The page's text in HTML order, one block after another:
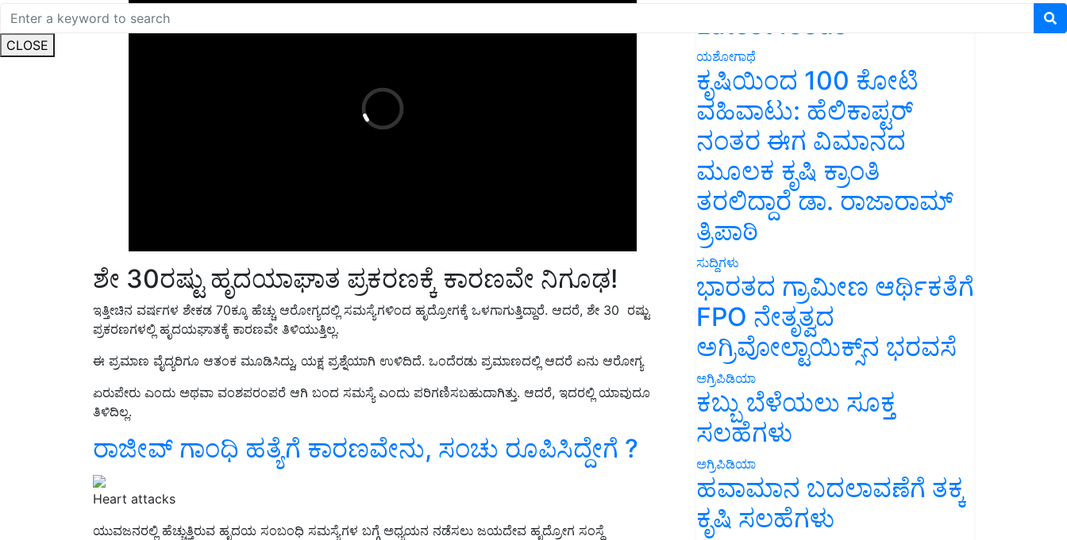
CLOSE
ಶೇ 30ರಷ್ಟು ಹೃದಯಾಘಾತ ಪ್ರಕರಣಕ್ಕೆ ಕಾರಣವೇ ನಿಗೂಢ!
ಇತ್ತೀಚಿನ ವರ್ಷಗಳ ಶೇಕಡ 70ಕ್ಕೂ ಹೆಚ್ಚು ಆರೋಗ್ಯದಲ್ಲಿ ಸಮಸ್ಯೆಗಳಿಂದ ಹೃದ್ರೋಗಕ್ಕೆ ಒಳಗಾಗುತ್ತಿದ್ದಾರೆ. ಆದರೆ, ಶೇ 30
ಪ್ರಕರಣಗಳಲ್ಲಿ ಹೃದಯಘಾತಕ್ಕೆ ಕಾರಣವೇ ತಿಳಿಯುತ್ತಿಲ್ಲ.
ಈ ಪ್ರಮಾಣ ವೈದ್ಯರಿಗೂ ಆತಂಕ ಮೂಡಿಸಿದ್ದು, ಯಕ್ಷ ಪ್ರಶ್ನೆಯಾಗಿ ಉಳಿದಿದೆ. ಒಂದೆರಡು ಪ್ರಮಾಣದಲ್ಲಿ ಆದರೆ ಏನು ಆರೋಗ್ಯ
ಏರುಪೇರು ಎಂದು ಅಥವಾ ವಂಶಪರಂಪರೆ ಆಗಿ ಬಂದ ಸಮಸ್ಯೆ ಎಂದು ಪರಿಗಣಿಸಬಹುದಾಗಿತ್ತು. ಆದರೆ, ಇದರಲ್ಲಿ ಯಾವುದೂ
ತಿಳಿದಿಲ್ಲ.
ರಾಜೀವ್‌ ಗಾಂಧಿ ಹತ್ಯೆಗೆ ಕಾರಣವೇನು, ಸಂಚು ರೂಪಿಸಿದ್ದೇಗೆ ?
Heart attacks
ಮುಂದಾಗಿರುವ ಕುರಿತು ಸಂಸ್ಥೆಯ ನಿರ್ದೇಶಕ ಎನ್.ಮಂಜುನಾಥ್ ಅವರು ತಿಳಿಸಿದ್ದಾರೆ.
Latest feeds
ಯಶೋಗಾಥೆ
ಕೃಷಿಯಿಂದ 100 ಕೋಟಿ
ವಹಿವಾಟು: ಹೆಲಿಕಾಪ್ಟರ್
ನಂತರ ಈಗ ವಿಮಾನದ
ಮೂಲಕ ಕೃಷಿ ಕ್ರಾಂತಿ
ತರಲಿದ್ದಾರೆ ಡಾ. ರಾಜಾರಾಮ್
ತ್ರಿಪಾಠಿ
ಸುದ್ದಿಗಳು
ಭಾರತದ ಗ್ರಾಮೀಣ ಆರ್ಥಿಕತೆಗೆ
FPO ನೇತೃತ್ವದ
ಅಗ್ರಿವೋಲ್ಟಾಯಿಕ್ಸ್‌ನ ಭರವಸೆ
ಅಗ್ರಿಪಿಡಿಯಾ
ಕಬ್ಬು ಬೆಳೆಯಲು ಸೂಕ್ತ
ಸಲಹೆಗಳು
ಅಗ್ರಿಪಿಡಿಯಾ
ಹವಾಮಾನ ಬದಲಾವಣೆಗೆ ತಕ್ಕ
ಕೃಷಿ ಸಲಹೆಗಳು